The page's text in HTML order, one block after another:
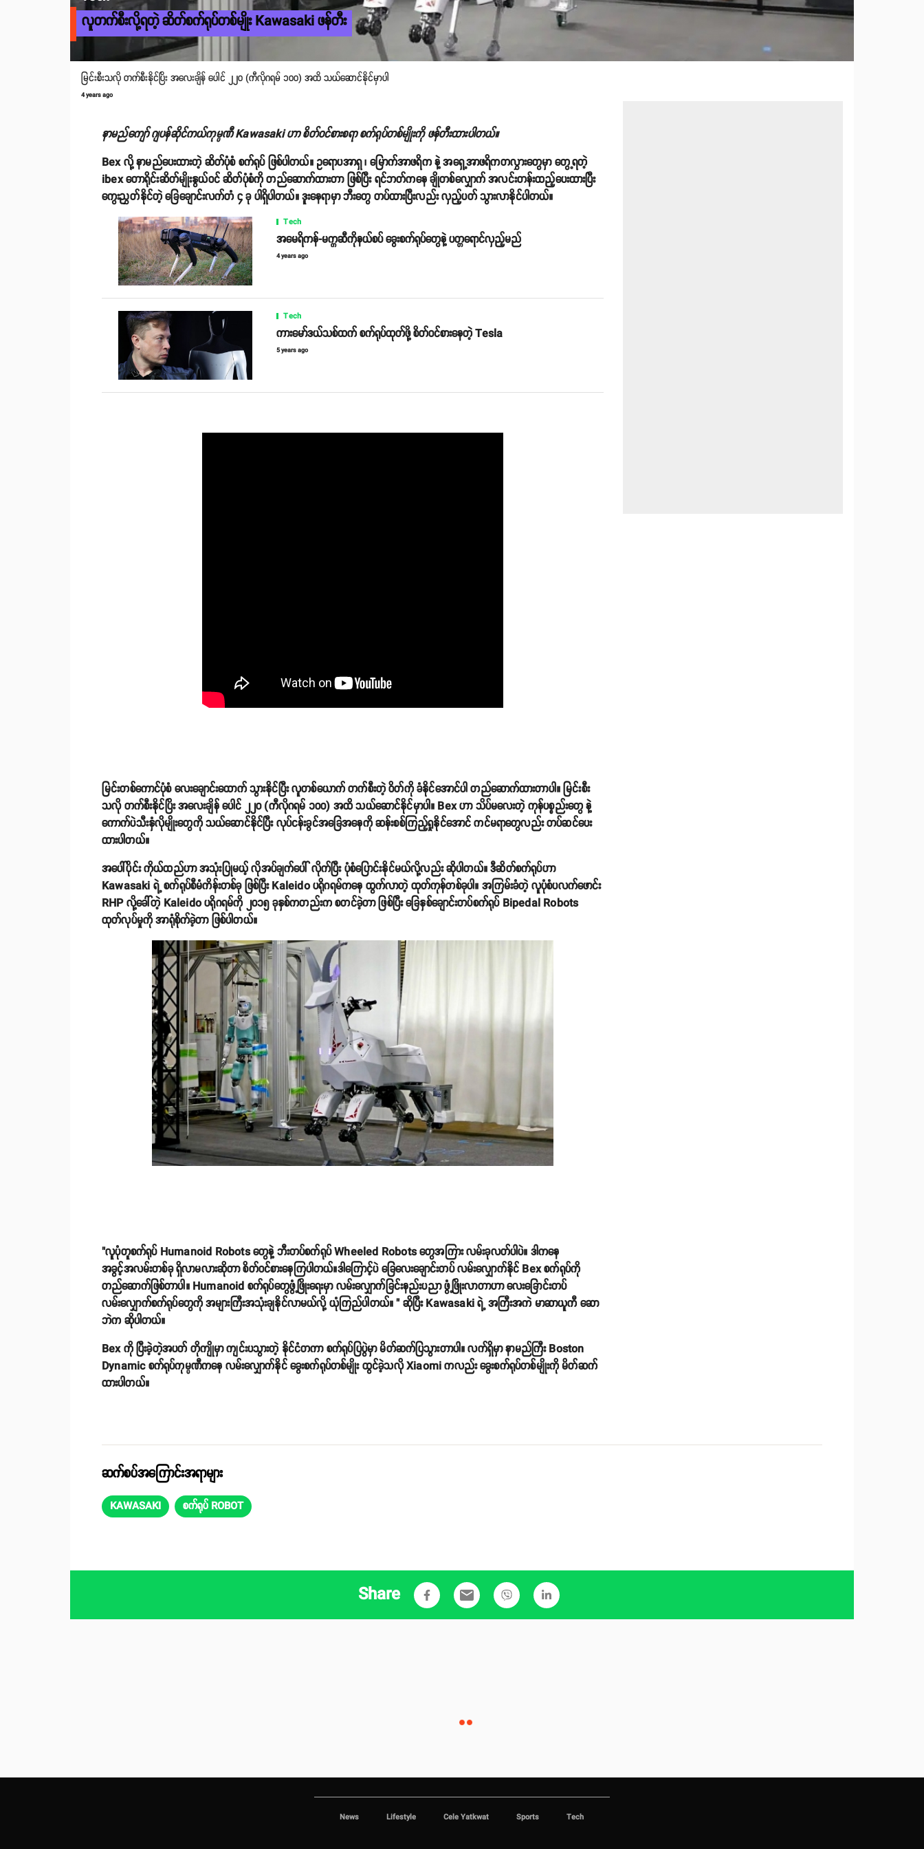
လူတက်စီးလို့ရတဲ့ ဆိတ်စက်ရုပ်တစ်မျိုး Kawasaki ဖန်တီး
မြင်းစီးသလို တက်စီးနိုင်ပြိး အလေးချိန် ပေါင် ၂၂၀ (ကီလိုဂရမ် ၁၀၀) အထိ သယ်ဆောင်နိုင်မှာပါ
4 years ago
နာမည်ကျော် ဂျပန်ဆိုင်ကယ်ကုမ္ပဏီ Kawasaki ဟာ စိတ်ဝင်စားစရာ စက်ရုပ်တစ်မျိုးကို ဖန်တီးထားပါတယ်။
Bex လို့ နာမည်ပေးထားတဲ့ ဆိတ်ပုံစံ စက်ရုပ် ဖြစ်ပါတယ်။ ဥရောပအာရှ ၊ မြောက်အာဖရိက နဲ့ အရှေ့အာဖရိကတလွှားတွေမှာ တွေ့ရတဲ့
ibex တောရိုင်းဆိတ်မျိုးနွယ်ဝင် ဆိတ်ပုံစံကို တည်ဆောက်ထားတာ ဖြစ်ပြီး ရင်ဘတ်ကနေ ချိုတစ်လျှောက် အလင်းတန်းထည့်ပေးထားပြီး
ကွေးညွှတ်နိုင်တဲ့ ခြေချောင်းလက်တံ ၄ ခု ပါရှိပါတယ်။ ဒူးနေရာမှာ ဘီးတွေ တပ်ထားပြီးလည်း လှည့်ပတ် သွားလာနိုင်ပါတယ်။
Tech
အမေရိကန်-မက္ကဆီကိုနယ်စပ် ခွေးစက်ရုပ်တွေနဲ့ ပတ္တရောင်လှည့်မည်
4 years ago
Tech
ကားမော်ဒယ်သစ်ထက် စက်ရုပ်ထုတ်ဖို့ စိတ်ဝင်စားနေတဲ့ Tesla
5 years ago
မြင်းတစ်ကောင်ပုံစံ လေးချောင်းထောက် သွားနိုင်ပြီး လူတစ်ယောက် တက်စီးတဲ့ ဝိတ်ကို ခံနိုင်အောင်ပါ တည်ဆောက်ထားတာပါ။ မြင်းစီး
သလို တက်စီးနိုင်ပြိး အလေးချိန် ပေါင် ၂၂၀ (ကီလိုဂရမ် ၁၀၀) အထိ သယ်ဆောင်နိုင်မှာပါ။ Bex ဟာ သိပ်မလေးတဲ့ ကုန်ပစ္စည်းတွေ နဲ့
ကောက်ပဲသီးနှံလိုမျိုးတွေကို သယ်ဆောင်နိုင်ပြီး လုပ်ငန်းခွင်အခြေအနေကို ဆန်းစစ်ကြည့်ရှုနိုင်အောင် ကင်မရာတွေလည်း တပ်ဆင်ပေး
ထားပါတယ်။
အပေါ်ပိုင်း ကိုယ်ထည်ဟာ အသုံးပြုမယ့် လိုအပ်ချက်ပေါ် လိုက်ပြီး ပုံစံပြောင်းနိုင်မယ်လို့လည်း ဆိုပါတယ်။ ဒီဆိတ်စက်ရုပ်ဟာ
Kawasaki ရဲ့ စက်ရုပ်စီမံကိန်းတစ်ခု ဖြစ်ပြီး Kaleido ပရိုဂရမ်ကနေ ထွက်လာတဲ့ ထုတ်ကုန်တစ်ခုပါ။ အကြမ်းခံတဲ့ လူပုံစံပလက်ဖောင်း
RHP လို့ခေါ်တဲ့ Kaleido ပရိုဂရမ်ကို ၂၀၁၅ ခုနှစ်ကတည်းက စတင်ခဲ့တာ ဖြစ်ပြီး ခြေနှစ်ချောင်းတပ်စက်ရုပ် Bipedal Robots
ထုတ်လုပ်မှုကို အာရုံစိုက်ခဲ့တာ ဖြစ်ပါတယ်။
"လူပုံတူစက်ရုပ် Humanoid Robots တွေနဲ့ ဘီးတပ်စက်ရုပ် Wheeled Robots တွေအကြား လမ်းခုလတ်ပါပဲ။ ဒါကနေ
အခွင့်အလမ်းတစ်ခု ရှိလာမလားဆိုတာ စိတ်ဝင်စားနေကြပါတယ်။ဒါကြောင့်ပဲ ခြေလေးချောင်းတပ် လမ်းလျှောက်နိုင် Bex စက်ရုပ်ကို
တည်ဆောက်ဖြစ်တာပါ။ Humanoid စက်ရုပ်တွေဖွံ့ဖြိုးရေးမှာ လမ်းလျှောက်ခြင်းနည်းပညာ ဖွံ့ဖြိုးလာတာဟာ လေးခြောင်းတပ်
လမ်းလျှောက်စက်ရုပ်တွေကို အများကြီးအသုံးချနိုင်လာမယ်လို့ ယုံကြည်ပါတယ်။ " ဆိုပြီး Kawasaki ရဲ့ အကြီးအကဲ မာဆာယူကီ ဆော
ဘဲက ဆိုပါတယ်။
Bex ကို ပြီးခဲ့တဲ့အပတ် တိုကျိုမှာ ကျင်းပသွားတဲ့ နိုင်ငံတကာ စက်ရုပ်ပြပွဲမှာ မိတ်ဆက်ပြသွားတာပါ။ လက်ရှိမှာ နာမည်ကြီး Boston
Dynamic စက်ရုပ်ကုမ္ပဏီကနေ လမ်းလျှောက်နိုင် ခွေးစက်ရုပ်တစ်မျိုး ထွင်ခဲ့သလို Xiaomi ကလည်း ခွေးစက်ရုပ်တစ်မျိုးကို မိတ်ဆက်
ထားပါတယ်။
ဆက်စပ်အကြောင်းအရာများ
KAWASAKI စက်ရုပ် ROBOT
Share email
News Lifestyle Cele Yatkwat Sports Tech